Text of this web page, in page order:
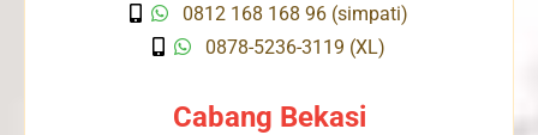
0812 168 168 96 (simpati)
0878-5236-3119 (XL)
Cabang Bekasi